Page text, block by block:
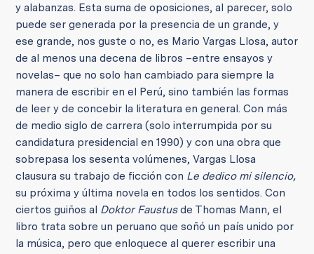
y alabanzas. Esta suma de oposiciones, al parecer, solo
puede ser generada por la presencia de un grande, y
ese grande, nos guste o no, es Mario Vargas Llosa, autor
de al menos una decena de libros –entre ensayos y
novelas– que no solo han cambiado para siempre la
manera de escribir en el Perú, sino también las formas
de leer y de concebir la literatura en general. Con más
de medio siglo de carrera (solo interrumpida por su
candidatura presidencial en 1990) y con una obra que
sobrepasa los sesenta volúmenes, Vargas Llosa
clausura su trabajo de ficción con Le dedico mi silencio,
su próxima y última novela en todos los sentidos. Con
ciertos guiños al Doktor Faustusde Thomas Mann, el
libro trata sobre un peruano que soñó un país unido por
la música, pero que enloquece al querer escribir una